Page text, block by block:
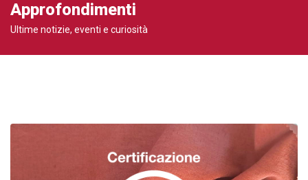
Approfondimenti
Ultime notizie, eventi e curiosità